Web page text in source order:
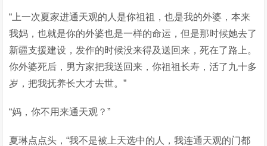
“上一次夏家进通天观的人是你祖祖，也是我的外婆，本来
我妈，也就是你的外婆也是一样的命运，但是那时候她去了
新疆支援建设，发作的时候没来得及送回来，死在了路上。
你外婆死后，男方家把我送回来，你祖祖长寿，活了九十多
岁，把我抚养长大才去世。”
“妈，你不用来通天观？”
夏琳点点头，“我不是被上天选中的人，我连通天观的门都